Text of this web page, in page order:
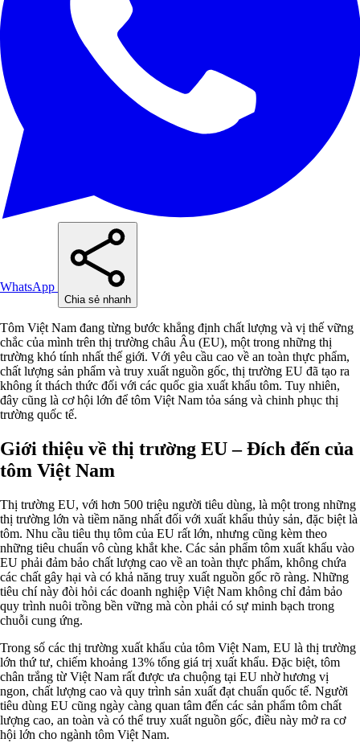
WhatsApp
Chia sẻ nhanh
Tôm Việt Nam đang từng bước khẳng định chất lượng và vị thế vững
chắc của mình trên thị trường châu Âu (EU), một trong những thị
trường khó tính nhất thế giới. Với yêu cầu cao về an toàn thực phẩm,
chất lượng sản phẩm và truy xuất nguồn gốc, thị trường EU đã tạo ra
không ít thách thức đối với các quốc gia xuất khẩu tôm. Tuy nhiên,
đây cũng là cơ hội lớn để tôm Việt Nam tỏa sáng và chinh phục thị
trường quốc tế.
Giới thiệu về thị trường EU – Đích đến của
tôm Việt Nam
Thị trường EU, với hơn 500 triệu người tiêu dùng, là một trong những
thị trường lớn và tiềm năng nhất đối với xuất khẩu thủy sản, đặc biệt là
tôm. Nhu cầu tiêu thụ tôm của EU rất lớn, nhưng cũng kèm theo
những tiêu chuẩn vô cùng khắt khe. Các sản phẩm tôm xuất khẩu vào
EU phải đảm bảo chất lượng cao về an toàn thực phẩm, không chứa
các chất gây hại và có khả năng truy xuất nguồn gốc rõ ràng. Những
tiêu chí này đòi hỏi các doanh nghiệp Việt Nam không chỉ đảm bảo
quy trình nuôi trồng bền vững mà còn phải có sự minh bạch trong
chuỗi cung ứng.
Trong số các thị trường xuất khẩu của tôm Việt Nam, EU là thị trường
lớn thứ tư, chiếm khoảng 13% tổng giá trị xuất khẩu. Đặc biệt, tôm
chân trắng từ Việt Nam rất được ưa chuộng tại EU nhờ hương vị
ngon, chất lượng cao và quy trình sản xuất đạt chuẩn quốc tế. Người
tiêu dùng EU cũng ngày càng quan tâm đến các sản phẩm tôm chất
lượng cao, an toàn và có thể truy xuất nguồn gốc, điều này mở ra cơ
hội lớn cho ngành tôm Việt Nam.